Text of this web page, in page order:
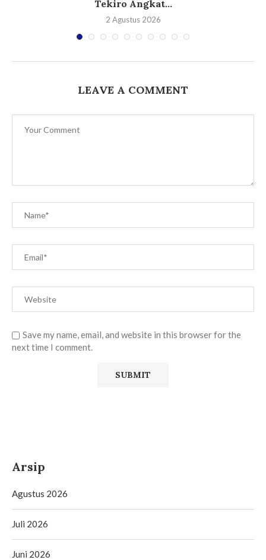
Tekiro Angkat...
2 Agustus 2026
LEAVE A COMMENT
Save my name, email, and website in this browser for the
next time I comment.
Arsip
Agustus 2026
Juli 2026
Juni 2026